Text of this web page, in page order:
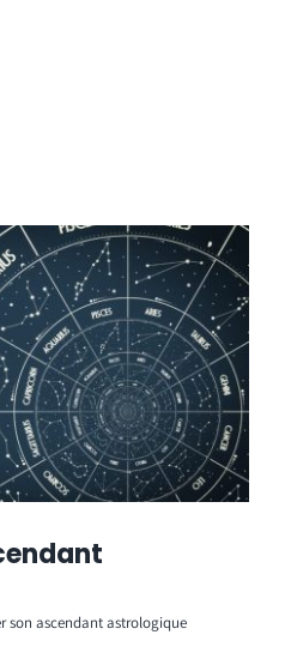
son ascendant astrologique